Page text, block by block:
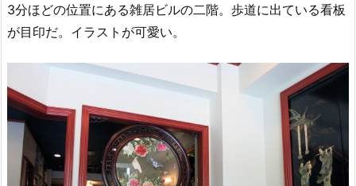
3分ほどの位置にある雑居ビルの二階。歩道に出ている看板
が目印だ。イラストが可愛い。